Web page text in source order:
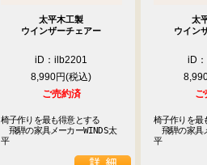
太平木工製
ウインザーチェアー
iD：ilb2201
8,990円
ご売約済
椅子作りを最も得意とする
飛騨の家具メーカーWINDS太
平
太
ウイン
iD
ご
椅子作りを最
飛騨の家具
平